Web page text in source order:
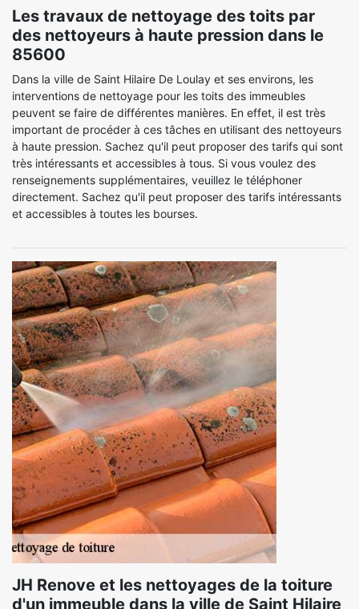
Les travaux de nettoyage des toits par
des nettoyeurs à haute pression dans le
85600
Dans la ville de Saint Hilaire De Loulay et ses environs, les
interventions de nettoyage pour les toits des immeubles
peuvent se faire de différentes manières. En effet, il est très
important de procéder à ces tâches en utilisant des nettoyeurs
à haute pression. Sachez qu'il peut proposer des tarifs qui sont
très intéressants et accessibles à tous. Si vous voulez des
renseignements supplémentaires, veuillez le téléphoner
directement. Sachez qu'il peut proposer des tarifs intéressants
et accessibles à toutes les bourses.
JH Renove et les nettoyages de la toiture
d'un immeuble dans la ville de Saint Hilaire